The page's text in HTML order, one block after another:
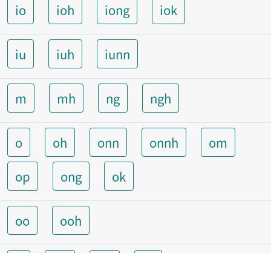
io ioh iong iok
iu iuh iunn
m mh ng ngh
o oh onn onnh
om
op
ong ok
oo ooh